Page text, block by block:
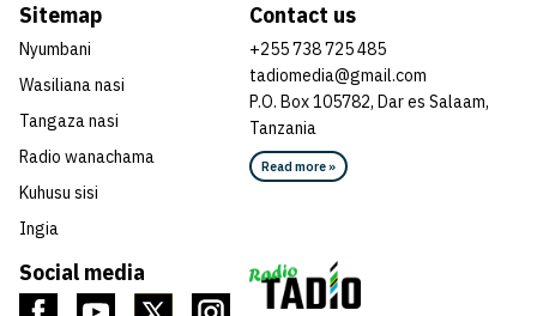
Social media
Sitemap
Nyumbani
Wasiliana nasi
Tangaza nasi
Radio wanachama
Kuhusu sisi
Ingia
Contact us
+255 738 725 485
tadiomedia@gmail.com
P.O. Box 105782, Dar es Salaam,
Tanzania
Read more »